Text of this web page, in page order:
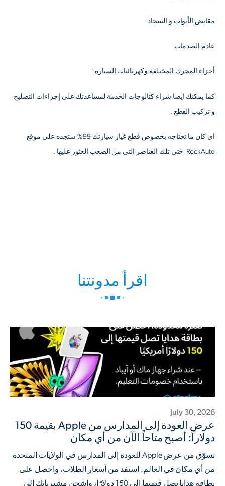
مقابض الأبواب و السجاد
عادم الصدمات
أجزاء المحرك المختلفة وكهربائيات السيارة
كما يمكنك ايضا شراء كتالوجات الخدمة لمساعدتك على إجراءات التصليح
و تركيب القطع .
اي كان ما تحتاجه بخصوص قطع غيار سيارتك 99% ستجده على موقع
RockAuto حتى تلك العناصر التي من الصعب العثور عليها .
اقرأ مدونتنا
July 30, 2026
عرض العودة إلى المدارس من Apple بقيمة 150
دولاراً: أصبح متاحاً الآن من أي مكان
تسوّق من عرض Apple للعودة إلى المدارس في الولايات المتحدة
من أي مكان في العالم. استفد من أسعار الطلاب، واحصل على
بطاقة هدايا تصل قيمتها إلى 150 دولارًا، واشحن مشترياتك إلى